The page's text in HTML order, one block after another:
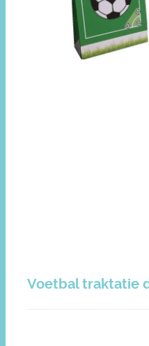
Voetbal traktatie